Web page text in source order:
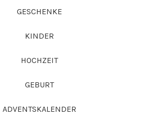
GESCHENKE
KINDER
HOCHZEIT
GEBURT
ADVENTSKALENDER